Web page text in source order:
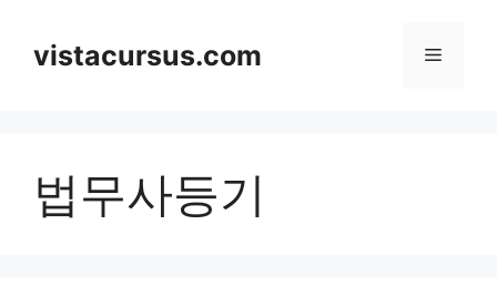
contentvistacursus.com Menu
법무사등기